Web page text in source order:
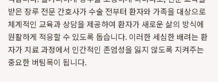
받은 장루 전문 간호사가 수술 전부터 환자와 가족을 대상으로
체계적인 교육과 상담을 제공하여 환자가 새로운 삶의 방식에
원활하게 적응할 수 있도록 돕습니다. 이러한 세심한 배려는 환
자가 치료 과정에서 인간적인 존엄성을 잃지 않도록 지켜주는
중요한 버팀목이 됩니다.